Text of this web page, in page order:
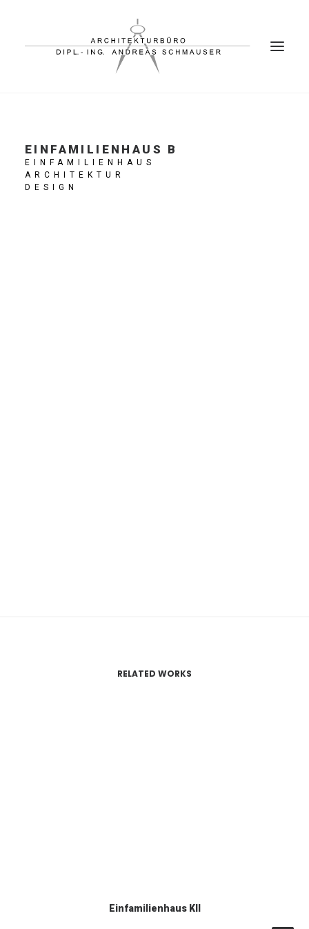
BÜRO
PARTNER
EINFAMILIENHAUS B
EINFAMILIENHAUS
ARCHITEKTUR
DESIGN
RELATED WORKS
Einfamilienhaus KII